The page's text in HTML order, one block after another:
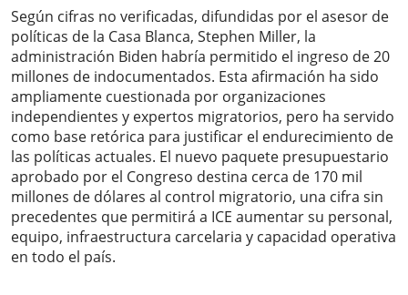
Según cifras no verificadas, difundidas por el asesor de
políticas de la Casa Blanca, Stephen Miller, la
administración Biden habría permitido el ingreso de 20
millones de indocumentados. Esta afirmación ha sido
ampliamente cuestionada por organizaciones
independientes y expertos migratorios, pero ha servido
como base retórica para justificar el endurecimiento de
las políticas actuales. El nuevo paquete presupuestario
aprobado por el Congreso destina cerca de 170 mil
millones de dólares al control migratorio, una cifra sin
precedentes que permitirá a ICE aumentar su personal,
equipo, infraestructura carcelaria y capacidad operativa
en todo el país.